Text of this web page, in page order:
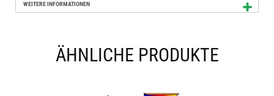
WEITERE INFORMATIONEN
ÄHNLICHE PRODUKTE